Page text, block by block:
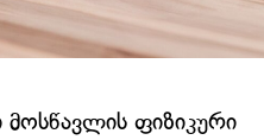
ფიზიკური